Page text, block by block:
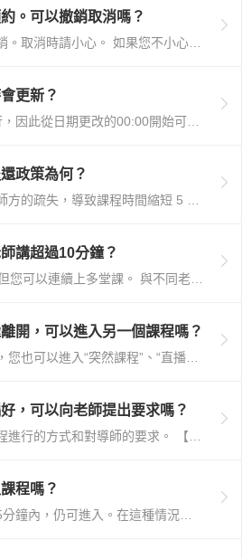
。可以撤銷取消嗎？
更新？
政策為何？
講超過10分鐘？
開，可以進入另一個課程嗎？
，可以向老師提出要求嗎？
程嗎？